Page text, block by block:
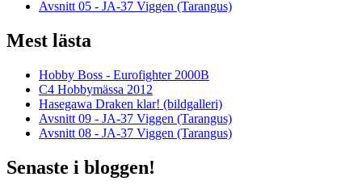
Avsnitt 05 - JA-37 Viggen (Tarangus)
Mest lästa
Hobby Boss - Eurofighter 2000B
C4 Hobbymässa 2012
Hasegawa Draken klar! (bildgalleri)
Avsnitt 09 - JA-37 Viggen (Tarangus)
Avsnitt 08 - JA-37 Viggen (Tarangus)
Senaste i bloggen!